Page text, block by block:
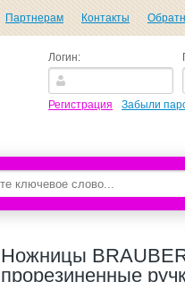
Партнерам Контакты
Логин:
Регистрация Забыли
Ножницы
прорезиненные